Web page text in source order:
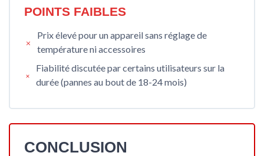
POINTS FAIBLES
Prix élevé pour un appareil sans réglage de
température ni accessoires
Fiabilité discutée par certains utilisateurs sur la
durée (pannes au bout de 18-24 mois)
CONCLUSION